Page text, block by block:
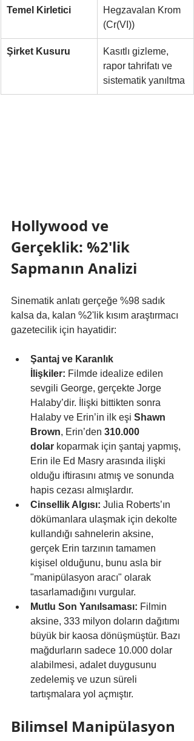
Temel Kirletici
Hegzavalan Krom
(Cr(VI))
Şirket Kusuru
Kasıtlı gizleme,
rapor tahrifatı ve
sistematik yanıltma
Hollywood ve
Gerçeklik: %2'lik
Sapmanın Analizi
Sinematik anlatı gerçeğe %98 sadık
kalsa da, kalan %2'lik kısım araştırmacı
gazetecilik için hayatidir:
Şantaj ve Karanlık
İlişkiler: Filmde idealize edilen
sevgili George, gerçekte Jorge
Halaby’dir. İlişki bittikten sonra
Halaby ve Erin’in ilk eşi Shawn
Brown, Erin’den 310.000
dolar koparmak için şantaj yapmış,
Erin ile Ed Masry arasında ilişki
olduğu iftirasını atmış ve sonunda
hapis cezası almışlardır.
Cinsellik Algısı: Julia Roberts’ın
dökümanlara ulaşmak için dekolte
kullandığı sahnelerin aksine,
gerçek Erin tarzının tamamen
kişisel olduğunu, bunu asla bir
"manipülasyon aracı" olarak
tasarlamadığını vurgular.
Mutlu Son Yanılsaması: Filmin
aksine, 333 milyon doların dağıtımı
büyük bir kaosa dönüşmüştür. Bazı
mağdurların sadece 10.000 dolar
alabilmesi, adalet duygusunu
zedelemiş ve uzun süreli
tartışmalara yol açmıştır.
Bilimsel Manipülasyon